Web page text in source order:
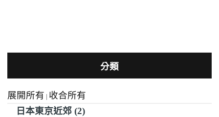
分類
展開所有 | 收合所有
日本東京近郊 (2)